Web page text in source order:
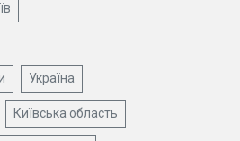
Україна
Київська область